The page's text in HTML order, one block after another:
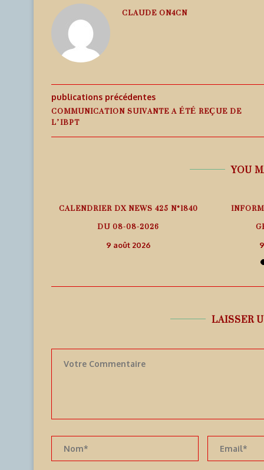
CLAUDE ON4CN
publications précédentes
COMMUNICATION SUIVANTE A ÉTÉ REÇUE DE
L’IBPT
YOU
CALENDRIER DX NEWS 425 N°1840
DU 08-08-2026
9 août 2026
LAISSER